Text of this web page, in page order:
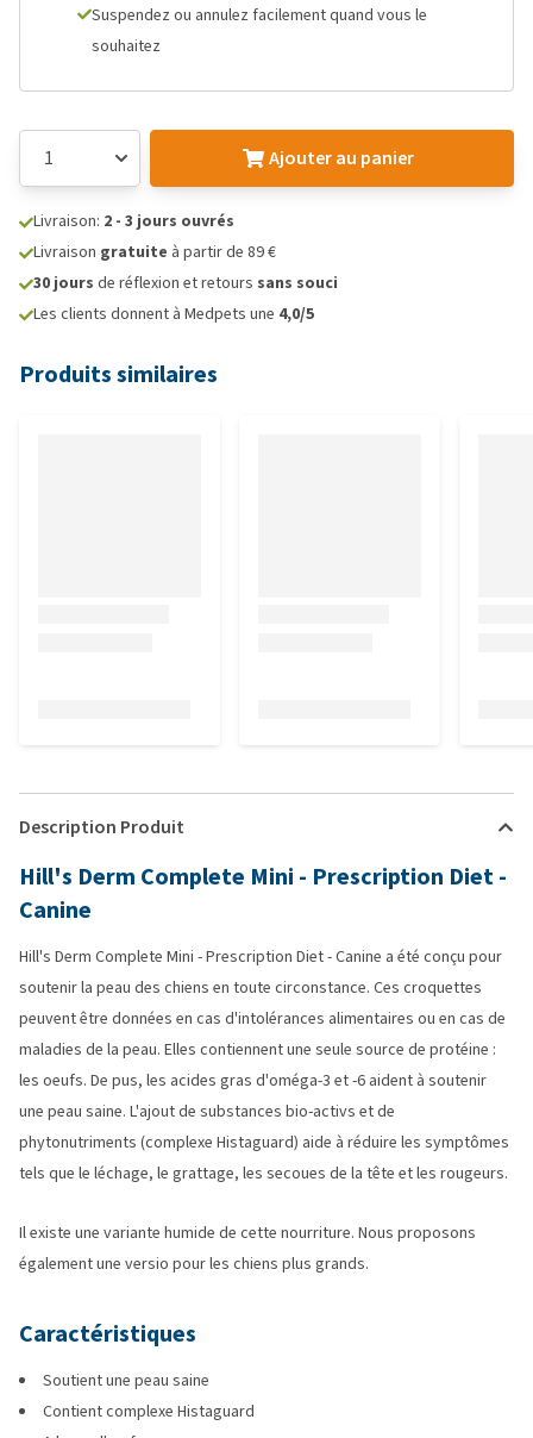
Suspendez ou annulez facilement quand vous le
souhaitez
Ajouter au panier
Livraison: 2 - 3 jours ouvrés
Livraison gratuite à partir de 89 €
30 jours de réflexion et retours sans souci
Les clients donnent à Medpets une 4,0/5
Produits similaires
Description Produit
Hill's Derm Complete Mini - Prescription Diet -
Canine
Hill's Derm Complete Mini - Prescription Diet - Canine a été conçu pour
soutenir la peau des chiens en toute circonstance. Ces croquettes
peuvent être données en cas d'intolérances alimentaires ou en cas de
maladies de la peau. Elles contiennent une seule source de protéine :
les oeufs. De pus, les acides gras d'oméga-3 et -6 aident à soutenir
une peau saine. L'ajout de substances bio-activs et de
phytonutriments (complexe Histaguard) aide à réduire les symptômes
tels que le léchage, le grattage, les secoues de la tête et les rougeurs.
Il existe une variante humide de cette nourriture. Nous proposons
également une versio pour les chiens plus grands.
Caractéristiques
Soutient une peau saine
Contient complexe Histaguard